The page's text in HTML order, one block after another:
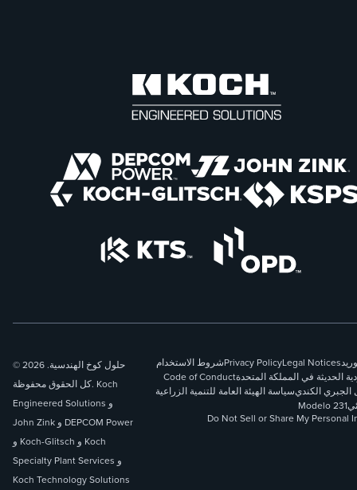
© 2026 حلول كوخ الهندسية.
كل الحقوق محفوظة. Koch
Engineered Solutions و
John Zink و DEPCOM Power
و Koch-Glitsch و Koch
Specialty Plant Services و
Koch Technology Solutions
شروط الاستخدامPrivacy PolicyLegal Notices
Code of Conductالحديثة في المملكة المتحدة
سياسة الهيئة العامة للتنمية الزراعيةالجبري الكندي
Modelo 231
Do Not Sell or Share My Personal